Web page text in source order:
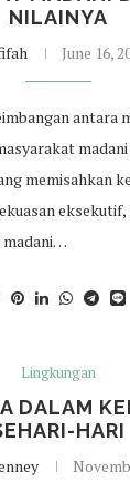
NILAINYA
June 16,
antara
memisahkan
madani…
Lingkungan
DALAM
HARI